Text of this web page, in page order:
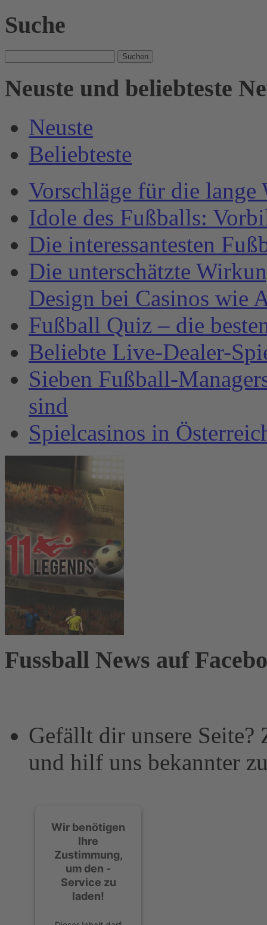
Suche
nach:
Neuste und beliebteste
Neuste
Beliebteste
Vorschläge für die lange
Idole des Fußballs:
Die interessantesten
Die unterschätzte
Design bei Casinos wie
Fußball Quiz – die
Beliebte Live-Dealer-
Sieben Fußball-
sind
Spielcasinos in
Fussball News auf
Gefällt dir unsere Seite?
und hilf uns bekannter
Wir benötigen
Ihre
Zustimmung,
um den -
Service zu
laden!